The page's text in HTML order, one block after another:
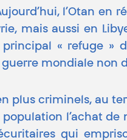
l’Otan en
mais aussi en
« refuge »
mondiale non
plus criminels, au
l’achat de
qui